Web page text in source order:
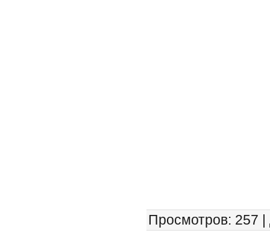
Просмотров: 257 |